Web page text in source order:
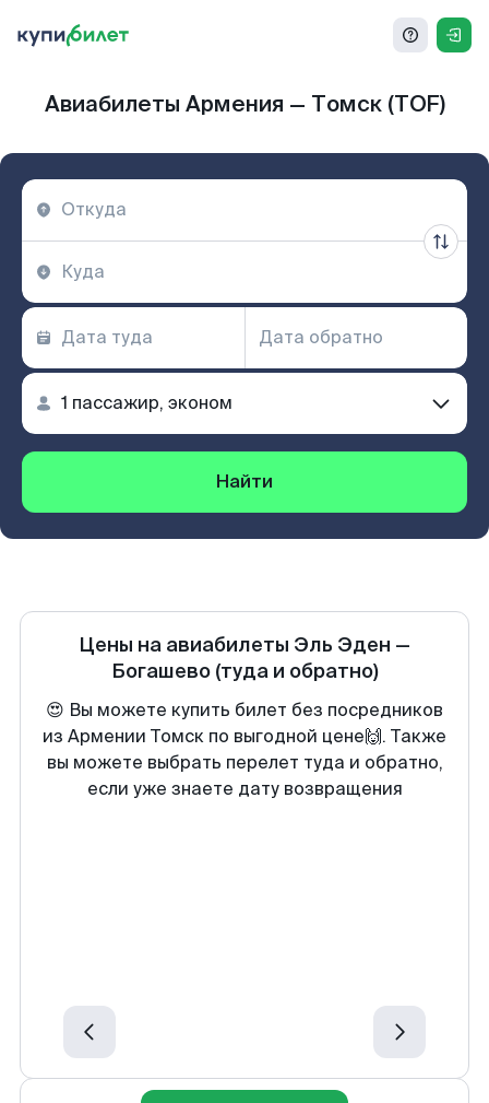
Авиабилеты Армения — Томск (TOF)
Найти
Цены на авиабилеты Эль Эден —
Богашево (туда и обратно)
😍 Вы можете купить билет без посредников
из Армении Томск по выгодной цене🙌. Также
вы можете выбрать перелет туда и обратно,
если уже знаете дату возвращения